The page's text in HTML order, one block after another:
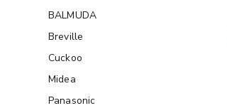
BALMUDA
Breville
Cuckoo
Midea
Panasonic